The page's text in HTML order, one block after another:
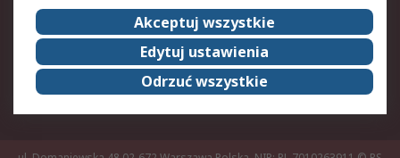
Kontakt
O firmie RS
RS na świecie
Kariera
Nagrody dla RS
ESG
Akceptuj wszystkie
Edytuj ustawienia
Odrzuć wszystkie